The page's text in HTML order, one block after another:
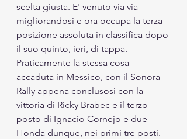
scelta giusta. E' venuto via via
migliorandosi e ora occupa la terza
posizione assoluta in classifica dopo
il suo quinto, ieri, di tappa.
Praticamente la stessa cosa
accaduta in Messico, con il Sonora
Rally appena conclusosi con la
vittoria di Ricky Brabec e il terzo
posto di Ignacio Cornejo e due
Honda dunque, nei primi tre posti.